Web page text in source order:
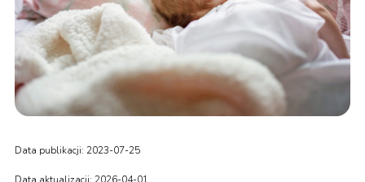
Data publikacji: 2023-07-25